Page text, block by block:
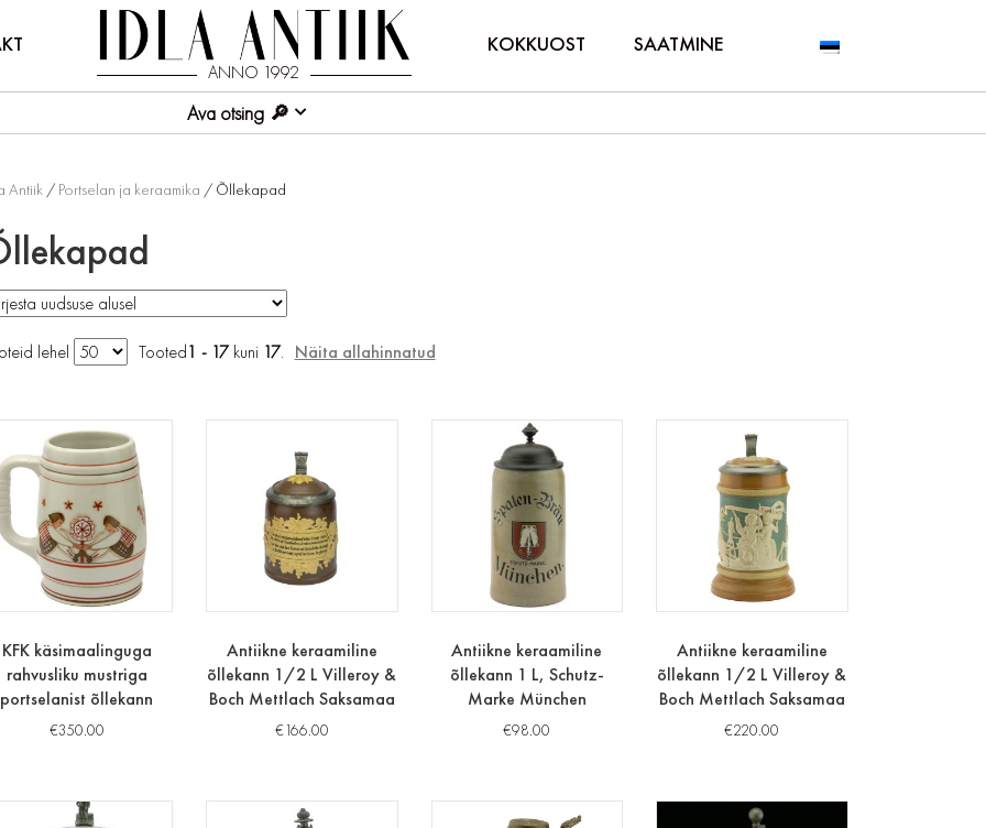
ANNO 1992
KOKKUOST SAATMINE
Ava otsing
Antiik/ Portselan ja keraamika / Õllekapad
lehel Tooted1 - 17kuni 17. Näita allahinnatud
KFK käsimaalinguga
rahvusliku mustriga
portselanist õllekann
€350.00
Antiikne keraamiline
õllekann 1/2 L Villeroy &
Boch Mettlach Saksamaa
€166.00
Antiikne keraamiline
õllekann 1 L, Schutz-
Marke München
€98.00
Antiikne keraamiline
õllekann 1/2 L Villeroy &
Boch Mettlach Saksamaa
€220.00